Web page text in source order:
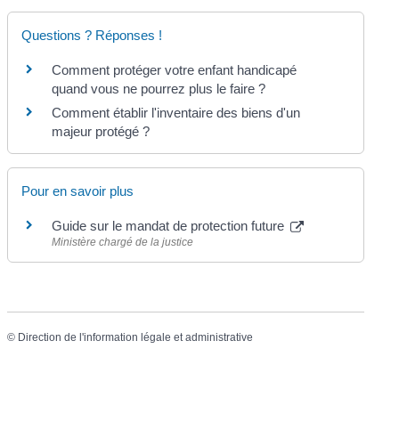
Questions ? Réponses !
Comment protéger votre enfant handicapé
quand vous ne pourrez plus le faire ?
Comment établir l'inventaire des biens d'un
majeur protégé ?
Pour en savoir plus
Guide sur le mandat de protection future
Ministère chargé de la justice
© Direction de l'information légale et administrative